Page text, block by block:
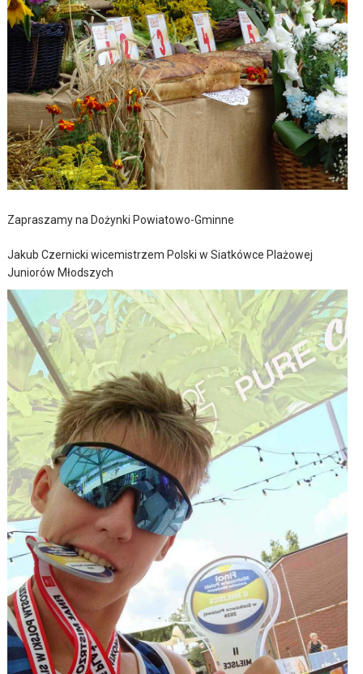
Zapraszamy na Dożynki Powiatowo-Gminne
Jakub Czernicki wicemistrzem Polski w Siatkówce Plażowej
Juniorów Młodszych